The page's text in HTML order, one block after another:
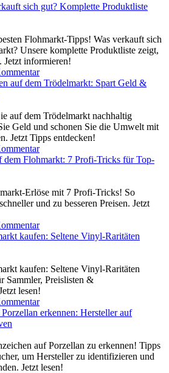
sich gut? Komplette Produktliste
Flohmarkt-Tipps! Was verkauft sich
Unsere komplette Produktliste zeigt,
Jetzt informieren!
auf dem Trödelmarkt: Spart Geld &
auf dem Trödelmarkt nachhaltig
Geld und schonen Sie die Umwelt mit
Jetzt Tipps entdecken!
dem Flohmarkt: 7 Profi-Tricks für Top-
Erlöse mit 7 Profi-Tricks! So
und zu besseren Preisen. Jetzt
kaufen: Seltene Vinyl-Raritäten
kaufen: Seltene Vinyl-Raritäten
Sammler, Preislisten &
lesen!
erkennen: Hersteller auf
auf Porzellan zu erkennen! Tipps
um Hersteller zu identifizieren und
Jetzt lesen!